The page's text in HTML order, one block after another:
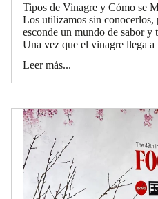
Tipos de Vinagre y Cómo se
Los utilizamos sin conocerlos,
esconde un mundo de sabor y
Una vez que el vinagre llega a
Leer más...